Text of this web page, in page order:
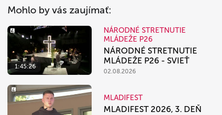
Mohlo by vás zaujímať:
1:45:26
NÁRODNÉ STRETNUTIE
MLÁDEŽE P26
NÁRODNÉ STRETNUTIE
MLÁDEŽE P26 - SVIEŤ
02.08.2026
MLADIFEST
MLADIFEST 2026, 3. DEŇ